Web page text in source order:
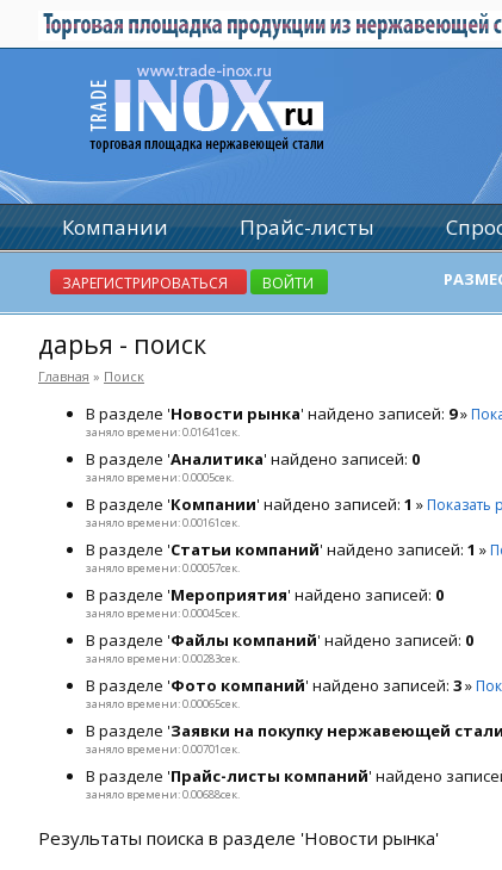
дарья - поиск
Главная » Поиск
В разделе 'Новости рынка' найдено записей: 9»
заняло времени: 0.01641сек.
В разделе 'Аналитика' найдено записей: 0
заняло времени: 0.0005сек.
В разделе 'Компании' найдено записей: 1 » Показать
заняло времени: 0.00161сек.
В разделе 'Статьи компаний' найдено записей: 1 »
заняло времени: 0.00057сек.
В разделе 'Мероприятия' найдено записей: 0
заняло времени: 0.00045сек.
В разделе 'Файлы компаний' найдено записей: 0
заняло времени: 0.00283сек.
В разделе 'Фото компаний' найдено записей: 3»
заняло времени: 0.00065сек.
В разделе 'Заявки на покупку нержавеющей стали
заняло времени: 0.00701сек.
В разделе 'Прайс-листы компаний' найдено
заняло времени: 0.00688сек.
Результаты поиска в разделе 'Новости рынка'
Компании Прайс-листы
ЗАРЕГИСТРИРОВАТЬСЯ ВОЙТИ